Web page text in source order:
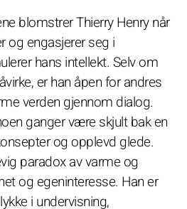
blomstrer Thierry Henry når
og engasjerer seg i
hans intellekt. Selv om
er han åpen for andres
verden gjennom dialog.
ganger være skjult bak en
og opplevd glede.
paradox av varme og
og egeninteresse. Han er
i undervisning,